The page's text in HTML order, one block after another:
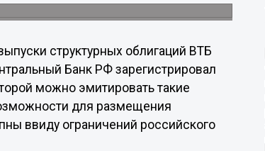
структурных облигаций ВТБ
Банк РФ зарегистрировал
можно эмитировать такие
для размещения
ввиду ограничений российского